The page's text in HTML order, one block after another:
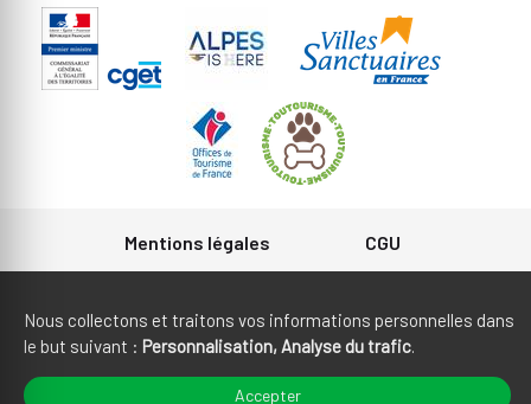
Mentions légales CGU
Gestion des cookies
Plan du site Fait en France par
Nous collectons et traitons vos informations personnelles dans
le but suivant : Personnalisation, Analyse du trafic.
Accepter